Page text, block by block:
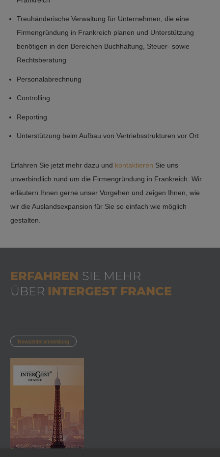
Frankreich zu berücksichtigen
Ein wirkungsvolles Debitorenmanagement, um die Liquidität vor
Ort zu jeder Zeit sicherzustellen.
France steht Ihnen als Ansprechpartner in Bezug auf
alle Belange rund um die Firmengründung in Frankreich zur
Verfügung. Wir unterbreiten Ihnen passend zu Ihrer Branche und
France sind Spezialisten für Firmengründungen in Frankreich und
betreuen Sie nicht nur als Sparring Partner, sondern verstehen
Treuhänderische Verwaltung für Unternehmen, die eine
Firmengründung in Frankreich planen und Unterstützung
benötigen in den Bereichen Buchhaltung, Steuer- sowie
Rechtsberatung
Personalabrechnung
Controlling
Reporting
Unterstützung beim Aufbau von Vertriebsstrukturen vor Ort
Erfahren Sie jetzt mehr dazu und kontaktieren Sie uns
unverbindlich rund um die Firmengründung in Frankreich. Wir
erläutern Ihnen gerne unser Vorgehen und zeigen Ihnen, wie
wir die Auslandsexpansion für Sie so einfach wie möglich
gestalten.
ERFAHREN SIE MEHR
ÜBER INTERGEST FRANCE
Newsletteranmeldung